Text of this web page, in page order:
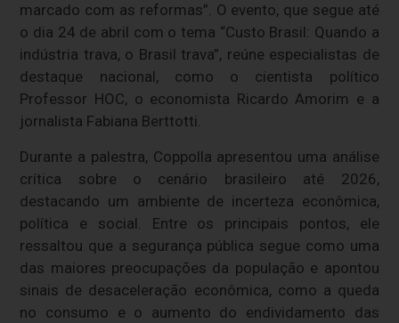
marcado com as reformas”. O evento, que segue até
o dia 24 de abril com o tema “Custo Brasil: Quando a
indústria trava, o Brasil trava”, reúne especialistas de
destaque nacional, como o cientista político
Professor HOC, o economista Ricardo Amorim e a
jornalista Fabiana Berttotti.
Durante a palestra, Coppolla apresentou uma análise
crítica sobre o cenário brasileiro até 2026,
destacando um ambiente de incerteza econômica,
política e social. Entre os principais pontos, ele
ressaltou que a segurança pública segue como uma
das maiores preocupações da população e apontou
sinais de desaceleração econômica, como a queda
no consumo e o aumento do endividamento das